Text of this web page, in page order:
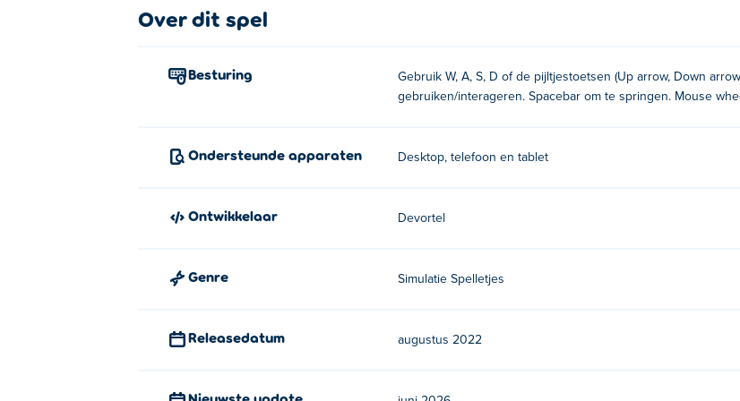
betere apparaten en gereedschappen kunt kopen om je werk gemakkelijker te maken. Vergeet
pauzeer gewoon je spel en kopieer de uitnodigingscode. Als uw vriend erop klikt, verschijnt hij
om de beste pizzeria van de stad te worden?
Wie heeft Vortelli's Pizza gemaakt?
Over dit spel
Besturing
Gebruik W, A, S, D of de pijltjestoetsen (Up arrow, Down
gebruiken/interageren. Spacebar om te springen. Mouse
Ondersteunde apparaten Desktop, telefoon en tablet
Ontwikkelaar Devortel
Genre Simulatie Spelletjes
Releasedatum augustus 2022